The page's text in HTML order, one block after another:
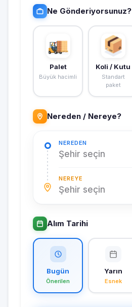
Ne Gönderiyorsunuz?
Palet
Büyük hacimli
Koli / Kutu
Standart
paket
Nereden / Nereye?
NEREDEN
Şehir seçin
NEREYE
Şehir seçin
Alım Tarihi
Bugün
Önerilen
Yarın
Esnek